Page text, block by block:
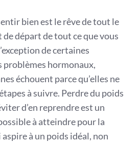
bien est le rêve de tout le
de départ de tout ce que vous
de certaines
problèmes hormonaux,
échouent parce qu’elles ne
à suivre. Perdre du poids
d’en reprendre est un
à atteindre pour la
à un poids idéal, non